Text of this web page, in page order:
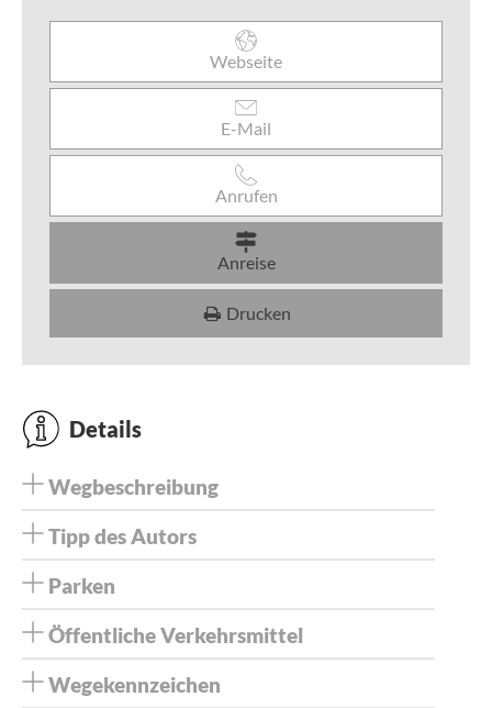
Webseite
E-Mail
Anrufen
Anreise
Drucken
Details
Wegbeschreibung
Tipp des Autors
Parken
Öffentliche Verkehrsmittel
Wegekennzeichen